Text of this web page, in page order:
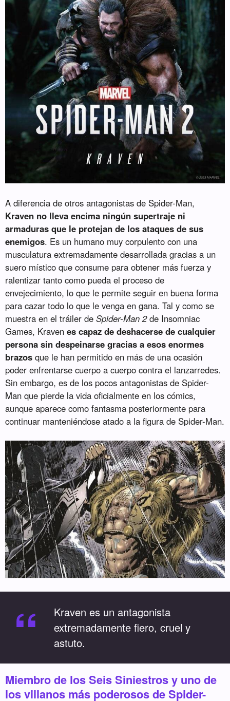
A diferencia de otros antagonistas de Spider-Man,
Kraven no lleva encima ningún supertraje ni
armaduras que le protejan de los ataques de sus
enemigos. Es un humano muy corpulento con una
musculatura extremadamente desarrollada gracias a un
suero místico que consume para obtener más fuerza y
ralentizar tanto como pueda el proceso de
envejecimiento, lo que le permite seguir en buena forma
para cazar todo lo que le venga en gana. Tal y como se
muestra en el tráiler deSpider-Man 2de Insomniac
Games, Kravenes capaz de deshacerse de cualquier
persona sin despeinarse gracias a esos enormes
brazos que le han permitido en más de una ocasión
poder enfrentarse cuerpo a cuerpo contra el lanzarredes.
Sin embargo, es de los pocos antagonistas de Spider-
Man que pierde la vida oficialmente en los cómics,
aunque aparece como fantasma posteriormente para
continuar manteniéndose atado a la figura de Spider-Man.
“
Kraven es un antagonista
extremadamente fiero, cruel y
astuto.
Miembro de los Seis Siniestros y uno de
los villanos más poderosos de Spider-